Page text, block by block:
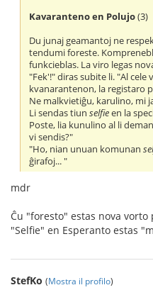
Kavaranteno en Polujo(3)
Du junaj geamantoj ne
tendumi foreste.
funkcieblas. La viro legas
"Fek'!" diras subite li. "Al cele
kvanarantenon, la registaro
Ne malkvietiĝu, karulino, mi
Li sendas tiunselfieen la
Poste, lia kunulino al li
vi sendis?"
"Ho, nian unuan komunan
ĝirafoj... "
mdr
Ĉu "foresto" estas nova vorto
"Selfie" en Esperanto estas
StefKo (Mostra il profilo)